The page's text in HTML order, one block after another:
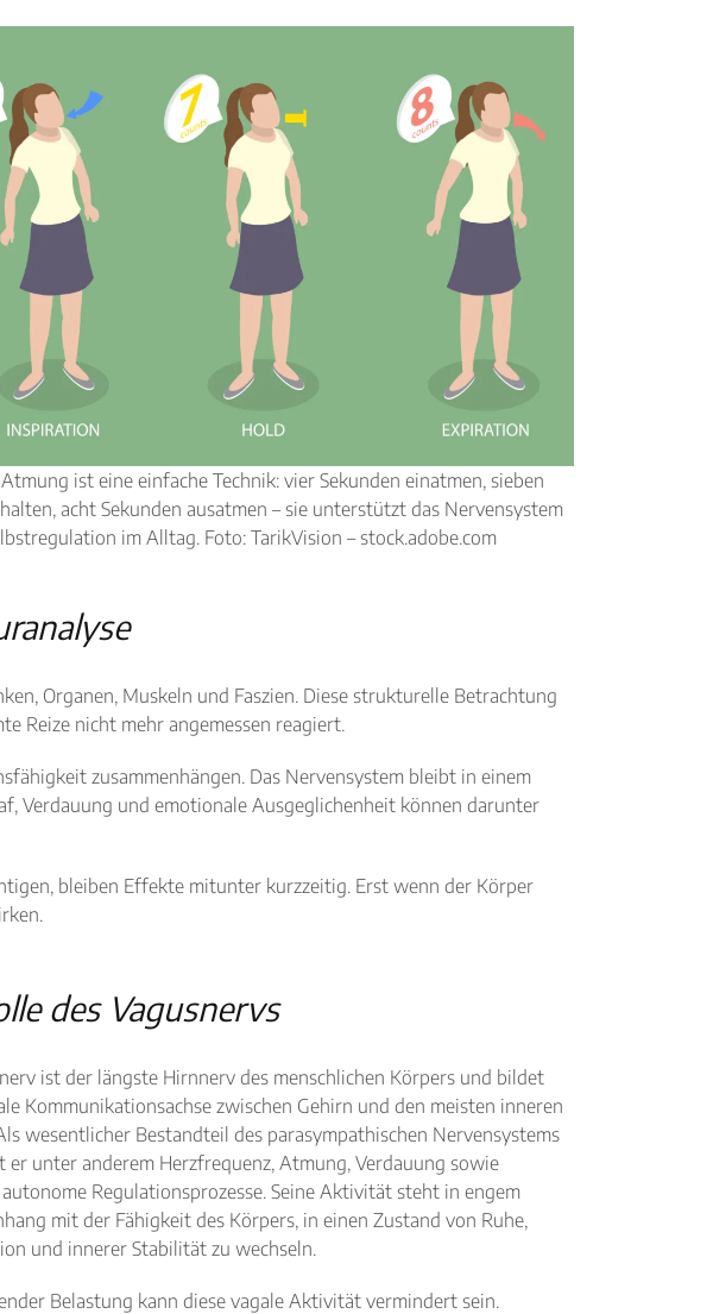
ist eine einfache Technik: vier Sekunden einatmen, sieben
acht Sekunden ausatmen – sie unterstützt das Nervensystem
im Alltag. Foto: TarikVision – stock.adobe.com
Organen, Muskeln und Faszien. Diese strukturelle Betrachtung
Reize nicht mehr angemessen reagiert.
zusammenhängen. Das Nervensystem bleibt in einem
Verdauung und emotionale Ausgeglichenheit können darunter
bleiben Effekte mitunter kurzzeitig. Erst wenn der Körper
des Vagusnervs
ist der längste Hirnnerv des menschlichen Körpers und bildet
Kommunikationsachse zwischen Gehirn und den meisten inneren
wesentlicher Bestandteil des parasympathischen Nervensystems
er unter anderem Herzfrequenz, Atmung, Verdauung sowie
Regulationsprozesse. Seine Aktivität steht in engem
mit der Fähigkeit des Körpers, in einen Zustand von Ruhe,
und innerer Stabilität zu wechseln.
Belastung kann diese vagale Aktivität vermindert sein.